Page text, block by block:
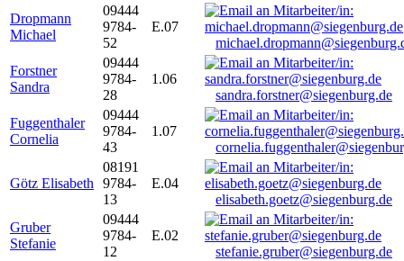
Dropmann
Michael
09444
9784-
52
E.07
Forstner
Sandra
09444
9784-
28
1.06
sandra.forstner@siegenburg.de
Fuggenthaler
Cornelia
09444
9784-
43
1.07
Götz Elisabeth
08191
9784-
13
E.04
elisabeth.goetz@siegenburg.de
Gruber
Stefanie
09444
9784-
12
E.02
stefanie.gruber@siegenburg.de